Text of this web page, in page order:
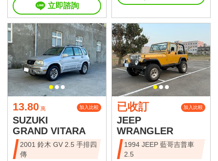
立即諮詢
13.80 萬 加入比較
SUZUKI
GRAND VITARA
2001 鈴木 GV 2.5 手排四
傳
已收訂 加入比較
JEEP
WRANGLER
1994 JEEP 藍哥吉普車
2.5